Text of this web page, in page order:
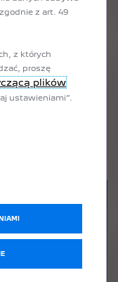
z art. 49
z których
proszę
plików
ustawieniami”.